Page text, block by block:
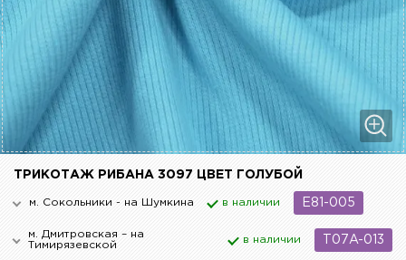
ТРИКОТАЖ РИБАНА 3097 ЦВЕТ ГОЛУБОЙ
м. Сокольники - на Шумкина в наличии E81-005
м. Дмитровская – на
Тимирязевской
в наличии T07A-013